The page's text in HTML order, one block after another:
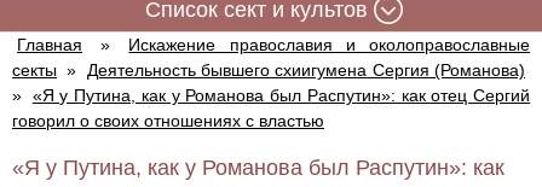
Cписок сект и культов
Главная »
Искажение православия и околоправославные
секты »
Деятельность бывшего схиигумена Сергия (Романова)
» «Я у Путина, как у Романова был Распутин»: как отец Сергий
говорил о своих отношениях с властью
«Я у Путина, как у Романова был Распутин»: как